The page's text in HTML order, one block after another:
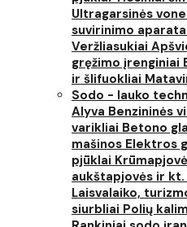
Ultragarsinės
suvirinimo
Veržliasukiai
gręžimo įrenginiai
ir šlifuokliai
Sodo - lauko
Alyva Benzininės
varikliai Betono
mašinos Elektros
pjūklai
aukštapjovės ir kt.
Laisvalaiko,
siurbliai Polių